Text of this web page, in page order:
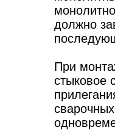
должно
При
стыковое